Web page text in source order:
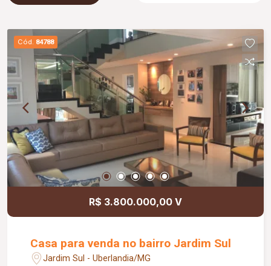
Cód. 84788
R$ 3.800.000,00 V
Casa para venda no bairro Jardim Sul
Jardim Sul - Uberlandia/MG